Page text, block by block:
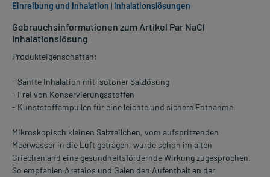
Gebrauchsinformationen zum Artikel Par NaCl
Inhalationslösung
Produkteigenschaften:
- Sanfte Inhalation mit isotoner Salzlösung
- Frei von Konservierungsstoffen
- Kunststoffampullen für eine leichte und sichere Entnahme
Mikroskopisch kleinen Salzteilchen, vom aufspritzenden
Meerwasser in die Luft getragen, wurde schon im alten
Griechenland eine gesundheitsfördernde Wirkung zugesprochen.
So empfahlen Aretaios und Galen den Aufenthalt an der
Einreibung und Inhalation | Inhalationslösungen